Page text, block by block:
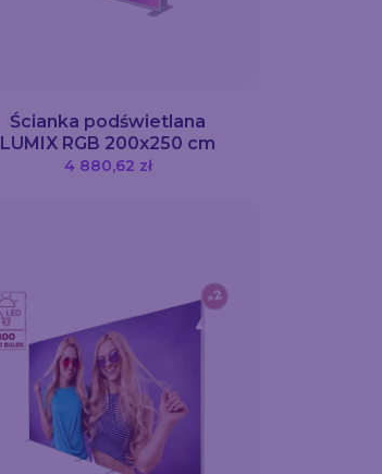
Ścianka podświetlana
LUMIX RGB 200x250 cm
4 880,62 zł